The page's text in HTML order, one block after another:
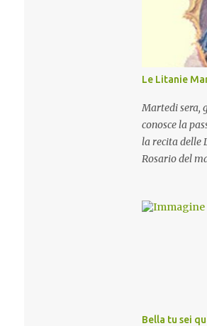
Le Litanie
Martedi sera,
conosce la
la recita delle
Rosario del
ritmate sulle
Bella tu sei